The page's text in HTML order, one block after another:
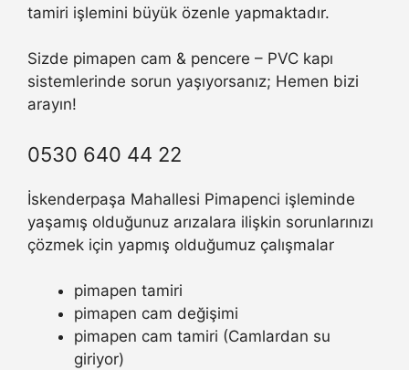
tamiri işlemini büyük özenle yapmaktadır.
Sizde pimapen cam & pencere – PVC kapı
sistemlerinde sorun yaşıyorsanız; Hemen bizi
arayın!
0530 640 44 22
İskenderpaşa Mahallesi Pimapenci işleminde
yaşamış olduğunuz arızalara ilişkin sorunlarınızı
çözmek için yapmış olduğumuz çalışmalar
pimapen tamiri
pimapen cam değişimi
pimapen cam tamiri (Camlardan su
giriyor)